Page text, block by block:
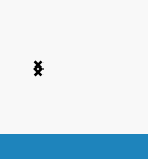
Item
6